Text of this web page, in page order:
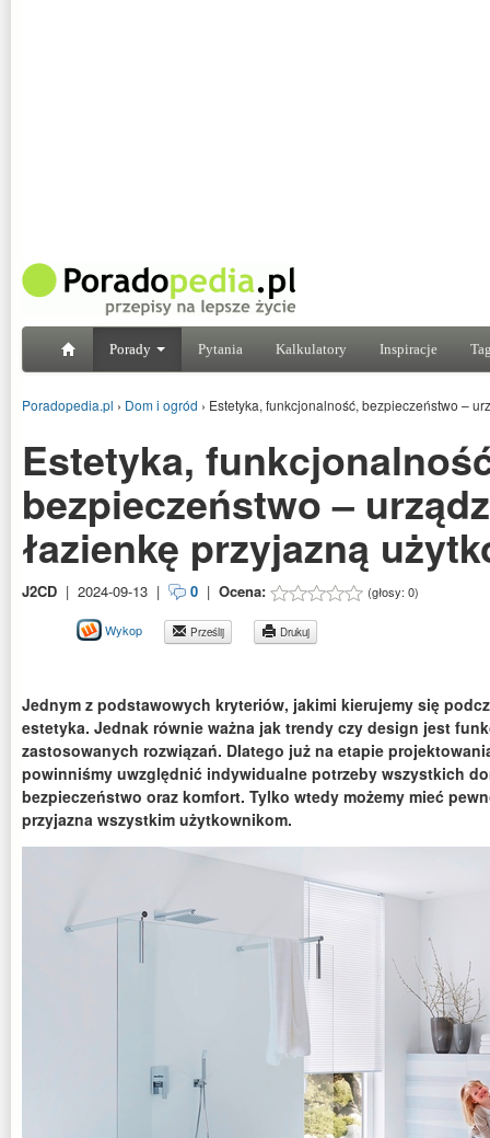
Porady Pytania Kalkulatory Inspiracje
Poradopedia.pl › Dom i ogród › Estetyka, funkcjonalność, bezpieczeństwo –
Estetyka,
bezpieczeństwo –
łazienkę przyjazną
J2CD | 2024-09-13 | 0 | Ocena: (głosy: 0)
Wykop Prześlij Drukuj
Jednym z podstawowych kryteriów, jakimi kierujemy się
estetyka. Jednak równie ważna jak trendy czy design jest
zastosowanych rozwiązań. Dlatego już na etapie
powinniśmy uwzględnić indywidualne potrzeby wszystkich
bezpieczeństwo oraz komfort. Tylko wtedy możemy mieć
przyjazna wszystkim użytkownikom.